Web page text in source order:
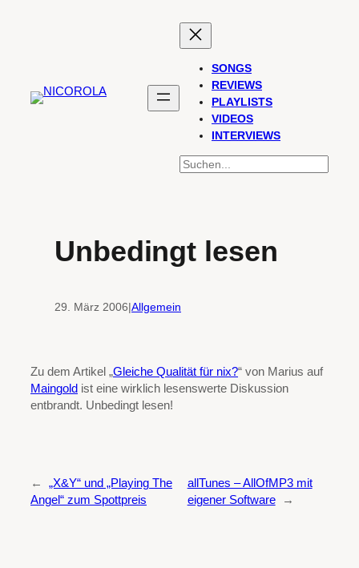
SONGS
REVIEWS
PLAYLISTS
VIDEOS
INTERVIEWS
SUCHEN
Unbedingt lesen
29. März 2006|Allgemein
Zu dem Artikel „Gleiche Qualität für nix?“ von Marius auf
Maingold ist eine wirklich lesenswerte Diskussion
entbrandt. Unbedingt lesen!
←
„X&Y“ und „Playing The
Angel“ zum Spottpreis
allTunes – AllOfMP3 mit
eigener Software
→